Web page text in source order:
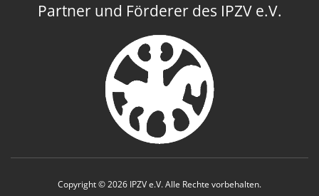
Partner und Förderer des IPZV e.V.
Copyright © 2026 IPZV e.V. Alle Rechte vorbehalten.